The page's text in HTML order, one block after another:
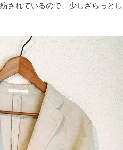
されているので、少しざらっとし